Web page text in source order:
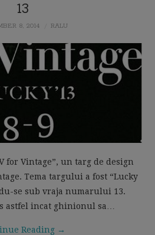
13
8, 2014 RALU
Vintage”, un targ de design
Tema targului a fost “Lucky
se sub vraja numarului 13.
astfel incat ghinionul sa…
Reading →